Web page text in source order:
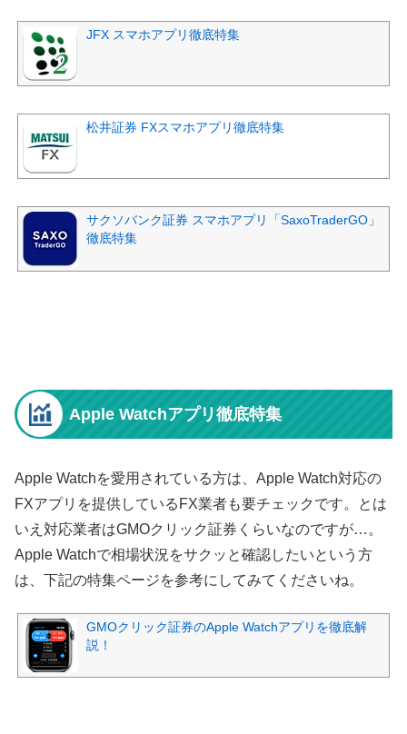
JFX スマホアプリ徹底特集
松井証券 FXスマホアプリ徹底特集
サクソバンク証券 スマホアプリ「SaxoTraderGO」
徹底特集
Apple Watchアプリ徹底特集
Apple Watchを愛用されている方は、Apple Watch対応の
FXアプリを提供しているFX業者も要チェックです。とは
いえ対応業者はGMOクリック証券くらいなのですが…。
Apple Watchで相場状況をサクッと確認したいという方
は、下記の特集ページを参考にしてみてくださいね。
GMOクリック証券のApple Watchアプリを徹底解
説！